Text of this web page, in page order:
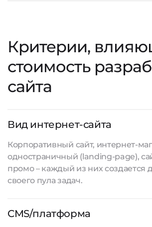
Критерии,
стоимость
сайта
Вид интернет-сайта
Корпоративный сайт, интернет-
одностраничный (landing-page),
промо – каждый из них создается
своего пула задач.
CMS/платформа